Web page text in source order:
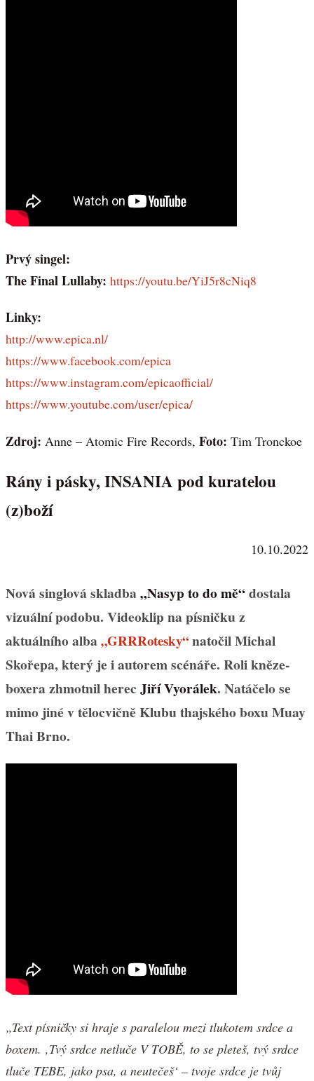
Prvý singel:
The Final Lullaby: https://youtu.be/YiJ5r8cNiq8
Linky:
http://www.epica.nl/
https://www.facebook.com/epica
https://www.instagram.com/epicaofficial/
https://www.youtube.com/user/epica/
Zdroj: Anne – Atomic Fire Records, Foto: Tim Tronckoe
Rány i pásky, INSANIA pod kuratelou
(z)boží
10.10.2022
Nová singlová skladba„Nasyp to do mě“dostala
vizuální podobu. Videoklip na písničku z
aktuálního alba„GRRRotesky“natočil Michal
Skořepa, který je i autorem scénáře. Roli kněze-
boxera zhmotnil herec Jiří Vyorálek. Natáčelo se
mimo jiné v tělocvičně Klubu thajského boxu Muay
Thai Brno.
„Text písničky si hraje s paralelou mezi tlukotem srdce a
boxem. ‚Tvý srdce netluče V TOBĚ, to se pleteš, tvý srdce
tluče TEBE, jako psa, a neutečeš‘ – tvoje srdce je tvůj